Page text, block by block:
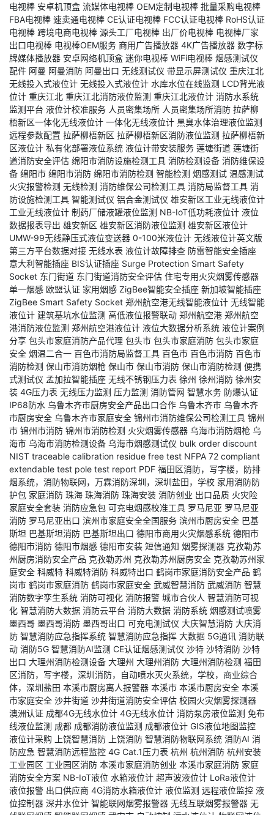
电视棒 安卓机顶盒 流媒体电视棒 OEM定制电视棒 批量采购电视棒
FBA电视棒 速卖通电视棒 CE认证电视棒 FCC认证电视棒 RoHS认证
电视棒 跨境电商电视棒 源头工厂电视棒 出厂价电视棒 电视棒厂家
出口电视棒 电视棒OEM服务 商用广告播放器 4K广告播放器 数字标
牌媒体播放器 安卓网络机顶盒 迷你电视棒 WiFi电视棒 烟感测试仪
配件 阿曼 阿曼消防 阿曼出口 无线测试仪 带显示屏测试仪 重庆江北
无线投入式液位计 无线投入式液位计 水库水位在线监测 LCD背光液
位计 重庆江北 重庆江北消防液位监测 重庆江北液位计 消防水系统
监测平台 液位计校准服务 人员密集场所 人员密集场所消防 拉萨柳
梧新区一体化无线液位计 一体化无线液位计 黑臭水体治理液位监测
远程参数配置 拉萨柳梧新区 拉萨柳梧新区消防液位监测 拉萨柳梧新
区液位计 私有化部署液位系统 液位计带安装服务 莲塘街道 莲塘街
道消防安全评估 绵阳市消防设施检测工具 消防检测设备 消防维保设
备 绵阳市 绵阳市消防 绵阳市消防检测 智能检测 烟感测试 温感测试
火灾报警检测 无线检测 消防维保公司检测工具 消防局监督工具 消
防设施检测工具 智能测试仪 铝合金测试仪 雄安新区工业无线液位计
工业无线液位计 制药厂储液罐液位监测 NB-IoT低功耗液位计 液位
数据报表导出 雄安新区 雄安新区消防液位监测 雄安新区液位计
UMW-99无线静压式液位变送器 0-100米液位计 无线液位计英文版
第三方平台数据对接 无线水表 液位计故障排查 防雷智能安全插座
意大利智能插座 BIS认证插座 Surge Protection Smart Safety
Socket 东门街道 东门街道消防安全评估 住宅专用火灾烟雾传感器
单一烟感 欧盟认证 家用烟感 ZigBee智能安全插座 新加坡智能插座
ZigBee Smart Safety Socket 郑州航空港无线智能液位计 无线智能
液位计 建筑基坑水位监测 高低液位报警联动 郑州航空港 郑州航空
港消防液位监测 郑州航空港液位计 液位大数据分析系统 液位计案例
分享 包头市家庭消防产品代理 包头市 包头市家庭消防 包头市家庭
安全 烟温二合一 百色市消防局监督工具 百色市 百色市消防 百色市
消防检测 保山市消防烟枪 保山市 保山市消防 保山市消防检测 便携
式测试仪 孟加拉智能插座 无线不锈钢压力表 徐州 徐州消防 徐州安
装 4G压力表 无线压力监测 压力监测 消防管网 智慧水务 防爆认证
IP68防水 乌鲁木齐市厨房安全产品出口合作 乌鲁木齐市 乌鲁木齐
市厨房安全 乌鲁木齐市家庭安全 锦州市消防维保公司检测工具 锦州
市 锦州市消防 锦州市消防检测 火灾烟雾传感器 乌海市消防烟枪 乌
海市 乌海市消防检测设备 乌海市烟感测试仪 bulk order discount
NIST traceable calibration residue free test NFPA 72 compliant
extendable test pole test report PDF 福田区消防，写字楼，防排
烟系统，消防物联网，万霖消防深圳，深圳盐田，学校 家用消防防
护包 家庭消防 珠海 珠海消防 珠海安装 消防创业 出口品质 火灾险
家庭安全套装 消防应急包 可充电烟感校准工具 罗马尼亚 罗马尼亚
消防 罗马尼亚出口 滨州市家庭安全全国服务 滨州市厨房安全 巴基
斯坦 巴基斯坦消防 巴基斯坦出口 德阳市商用火灾烟感系统 德阳市
德阳市消防 德阳市烟感 德阳市安装 短信通知 烟雾探测器 克孜勒苏
州厨房消防安全产品 克孜勒苏州 克孜勒苏州厨房安全 克孜勒苏州家
庭安全 科威特 科威特消防 科威特出口 鹤岗市家庭消防安全产品 鹤
岗市 鹤岗市家庭消防 鹤岗市家庭安全 武威智慧消防 武威消防 智慧
消防数字孪生系统 消防可视化 消防报警 城市合伙人 智慧消防可视
化 智慧消防大数据 消防云平台 消防大数据 消防系统 烟感测试喷雾
墨西哥 墨西哥消防 墨西哥出口 可充电测试仪 大庆智慧消防 大庆消
防 智慧消防应急指挥系统 智慧消防应急指挥 大数据 5G通讯 消防联
动 消防5G 智慧消防AI监测 CE认证烟感测试仪 沙特 沙特消防 沙特
出口 大理州消防检测设备 大理州 大理州消防 大理州消防检测 福田
区消防，写字楼，深圳消防，自动喷水灭火系统，学校，商业综合
体，深圳盐田 本溪市厨房离人报警器 本溪市 本溪市厨房安全 本溪
市家庭安全 沙井街道 沙井街道消防安全评估 校园火灾烟雾探测器
澳洲认证 成都4G无线水位计 4G无线水位计 消防泵房液位监测 免布
线液位监测 成都 成都消防液位监测 成都液位计 GIS液位地图监控
液位计采购
上饶智慧消防 上饶消防 智慧消防物联网系统 消防AI 消
防应急 智慧消防远程监控 4G Cat.1压力表 杭州 杭州消防 杭州安装
工业园区 工业园区消防 本溪市家庭消防创业 本溪市家庭消防 家庭
消防安全方案 NB-IoT液位 水箱液位计 超声波液位计 LoRa液位计
液位报警 出口供应商 4G消防水箱液位计 液位监测 远程液位监控 液
位控制器 深井水位计 智能联网烟雾报警器 无线互联烟雾报警器 无